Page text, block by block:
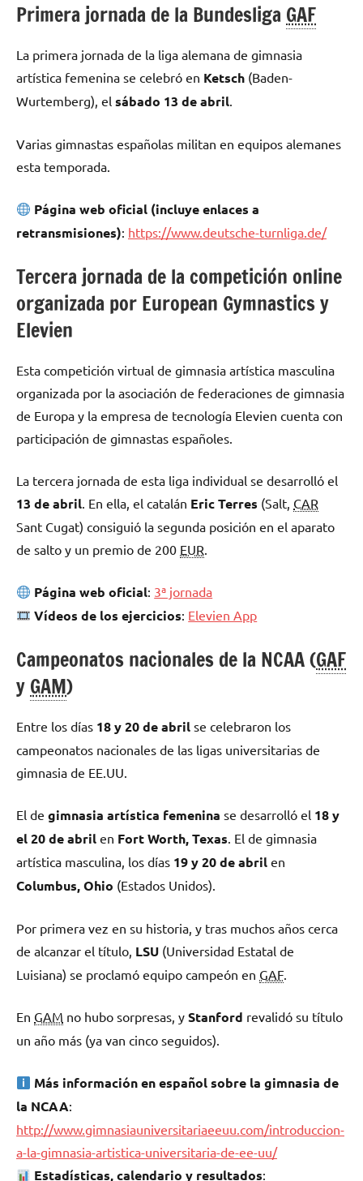
Primera jornada de la Bundesliga GAF
La primera jornada de la liga alemana de gimnasia
artística femenina se celebró en Ketsch (Baden-
Wurtemberg), el sábado 13 de abril.
Varias gimnastas españolas militan en equipos alemanes
esta temporada.
Página web oficial (incluye enlaces a
retransmisiones): https://www.deutsche-turnliga.de/
Tercera jornada de la competición online
organizada por European Gymnastics y
Elevien
Esta competición virtual de gimnasia artística masculina
organizada por la asociación de federaciones de gimnasia
de Europa y la empresa de tecnología Elevien cuenta con
participación de gimnastas españoles.
La tercera jornada de esta liga individual se desarrolló el
13 de abril. En ella, el catalán Eric Terres (Salt, CAR
Sant Cugat) consiguió la segunda posición en el aparato
de salto y un premio de 200 EUR.
Página web oficial: 3ª jornada
Vídeos de los ejercicios: Elevien App
Campeonatos nacionales de la NCAA (GAF
y GAM)
Entre los días 18 y 20 de abril se celebraron los
campeonatos nacionales de las ligas universitarias de
gimnasia de EE.UU.
El de gimnasia artística femenina se desarrolló el 18 y
el 20 de abril en Fort Worth, Texas. El de gimnasia
artística masculina, los días 19 y 20 de abril en
Columbus, Ohio (Estados Unidos).
Por primera vez en su historia, y tras muchos años cerca
de alcanzar el título, LSU (Universidad Estatal de
Luisiana) se proclamó equipo campeón en GAF.
En GAM no hubo sorpresas, y Stanford revalidó su título
un año más (ya van cinco seguidos).
Más información en español sobre la gimnasia de
la NCAA:
http://www.gimnasiauniversitariaeeuu.com/introduccion-
a-la-gimnasia-artistica-universitaria-de-ee-uu/
Estadísticas, calendario y resultados: